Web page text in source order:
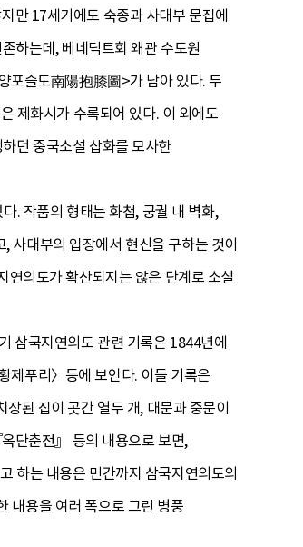
만 17세기에도 숙종과 사대부 문집에
하는데, 베네딕트회 왜관 수도원
포슬도南陽抱膝圖>가 남아 있다. 두
제화시가 수록되어 있다. 이 외에도
던 중국소설 삽화를 모사한
. 작품의 형태는 화첩, 궁궐 내 벽화,
사대부의 입장에서 현신을 구하는 것이
연의도가 확산되지는 않은 단계로 소설
삼국지연의도 관련 기록은 1844년에
제푸리〉등에 보인다. 이들 기록은
된 집이 곳간 열두 개, 대문과 중문이
단춘전』 등의 내용으로 보면,
하는 내용은 민간까지 삼국지연의도의
내용을 여러 폭으로 그린 병풍